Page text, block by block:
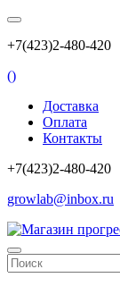
+7(423)2-480-420
()
Доставка
Оплата
Контакты
+7(423)2-480-420
growlab@inbox.ru